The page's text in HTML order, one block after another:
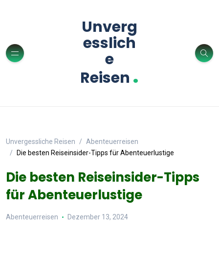
Unverg
esslich
e
Reisen .
Unvergessliche Reisen
Abenteuerreisen
Die besten Reiseinsider-Tipps für Abenteuerlustige
Die besten Reiseinsider-Tipps
für Abenteuerlustige
Abenteuerreisen Dezember 13, 2024